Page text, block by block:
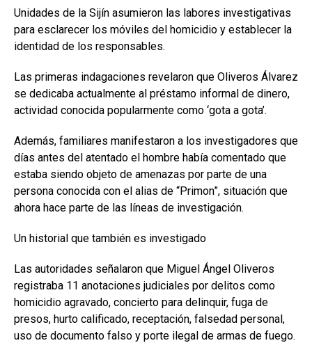
Unidades de la Sijín asumieron las labores investigativas
para esclarecer los móviles del homicidio y establecer la
identidad de los responsables.
Las primeras indagaciones revelaron que Oliveros Álvarez
se dedicaba actualmente al préstamo informal de dinero,
actividad conocida popularmente como ‘gota a gota’.
Además, familiares manifestaron a los investigadores que
días antes del atentado el hombre había comentado que
estaba siendo objeto de amenazas por parte de una
persona conocida con el alias de “Primon”, situación que
ahora hace parte de las líneas de investigación.
Un historial que también es investigado
Las autoridades señalaron que Miguel Ángel Oliveros
registraba 11 anotaciones judiciales por delitos como
homicidio agravado, concierto para delinquir, fuga de
presos, hurto calificado, receptación, falsedad personal,
uso de documento falso y porte ilegal de armas de fuego.